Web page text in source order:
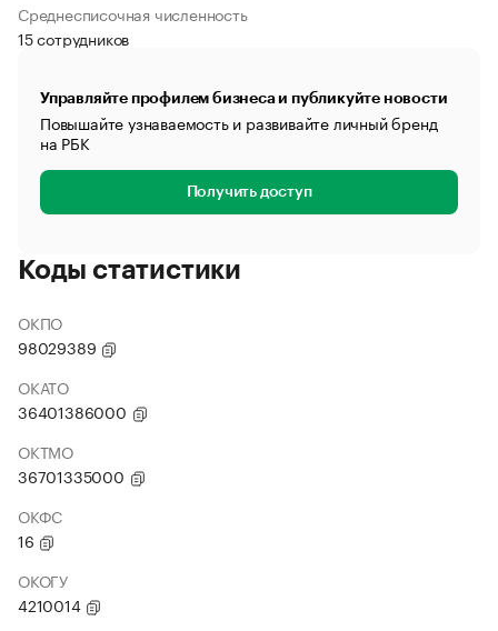
Среднесписочная численность
15 сотрудников
Управляйте профилем бизнеса и публикуйте новости
Повышайте узнаваемость и развивайте личный бренд
на РБК
Получить доступ
Коды статистики
ОКПО
98029389
ОКАТО
36401386000
ОКТМО
36701335000
ОКФС
16
ОКОГУ
4210014